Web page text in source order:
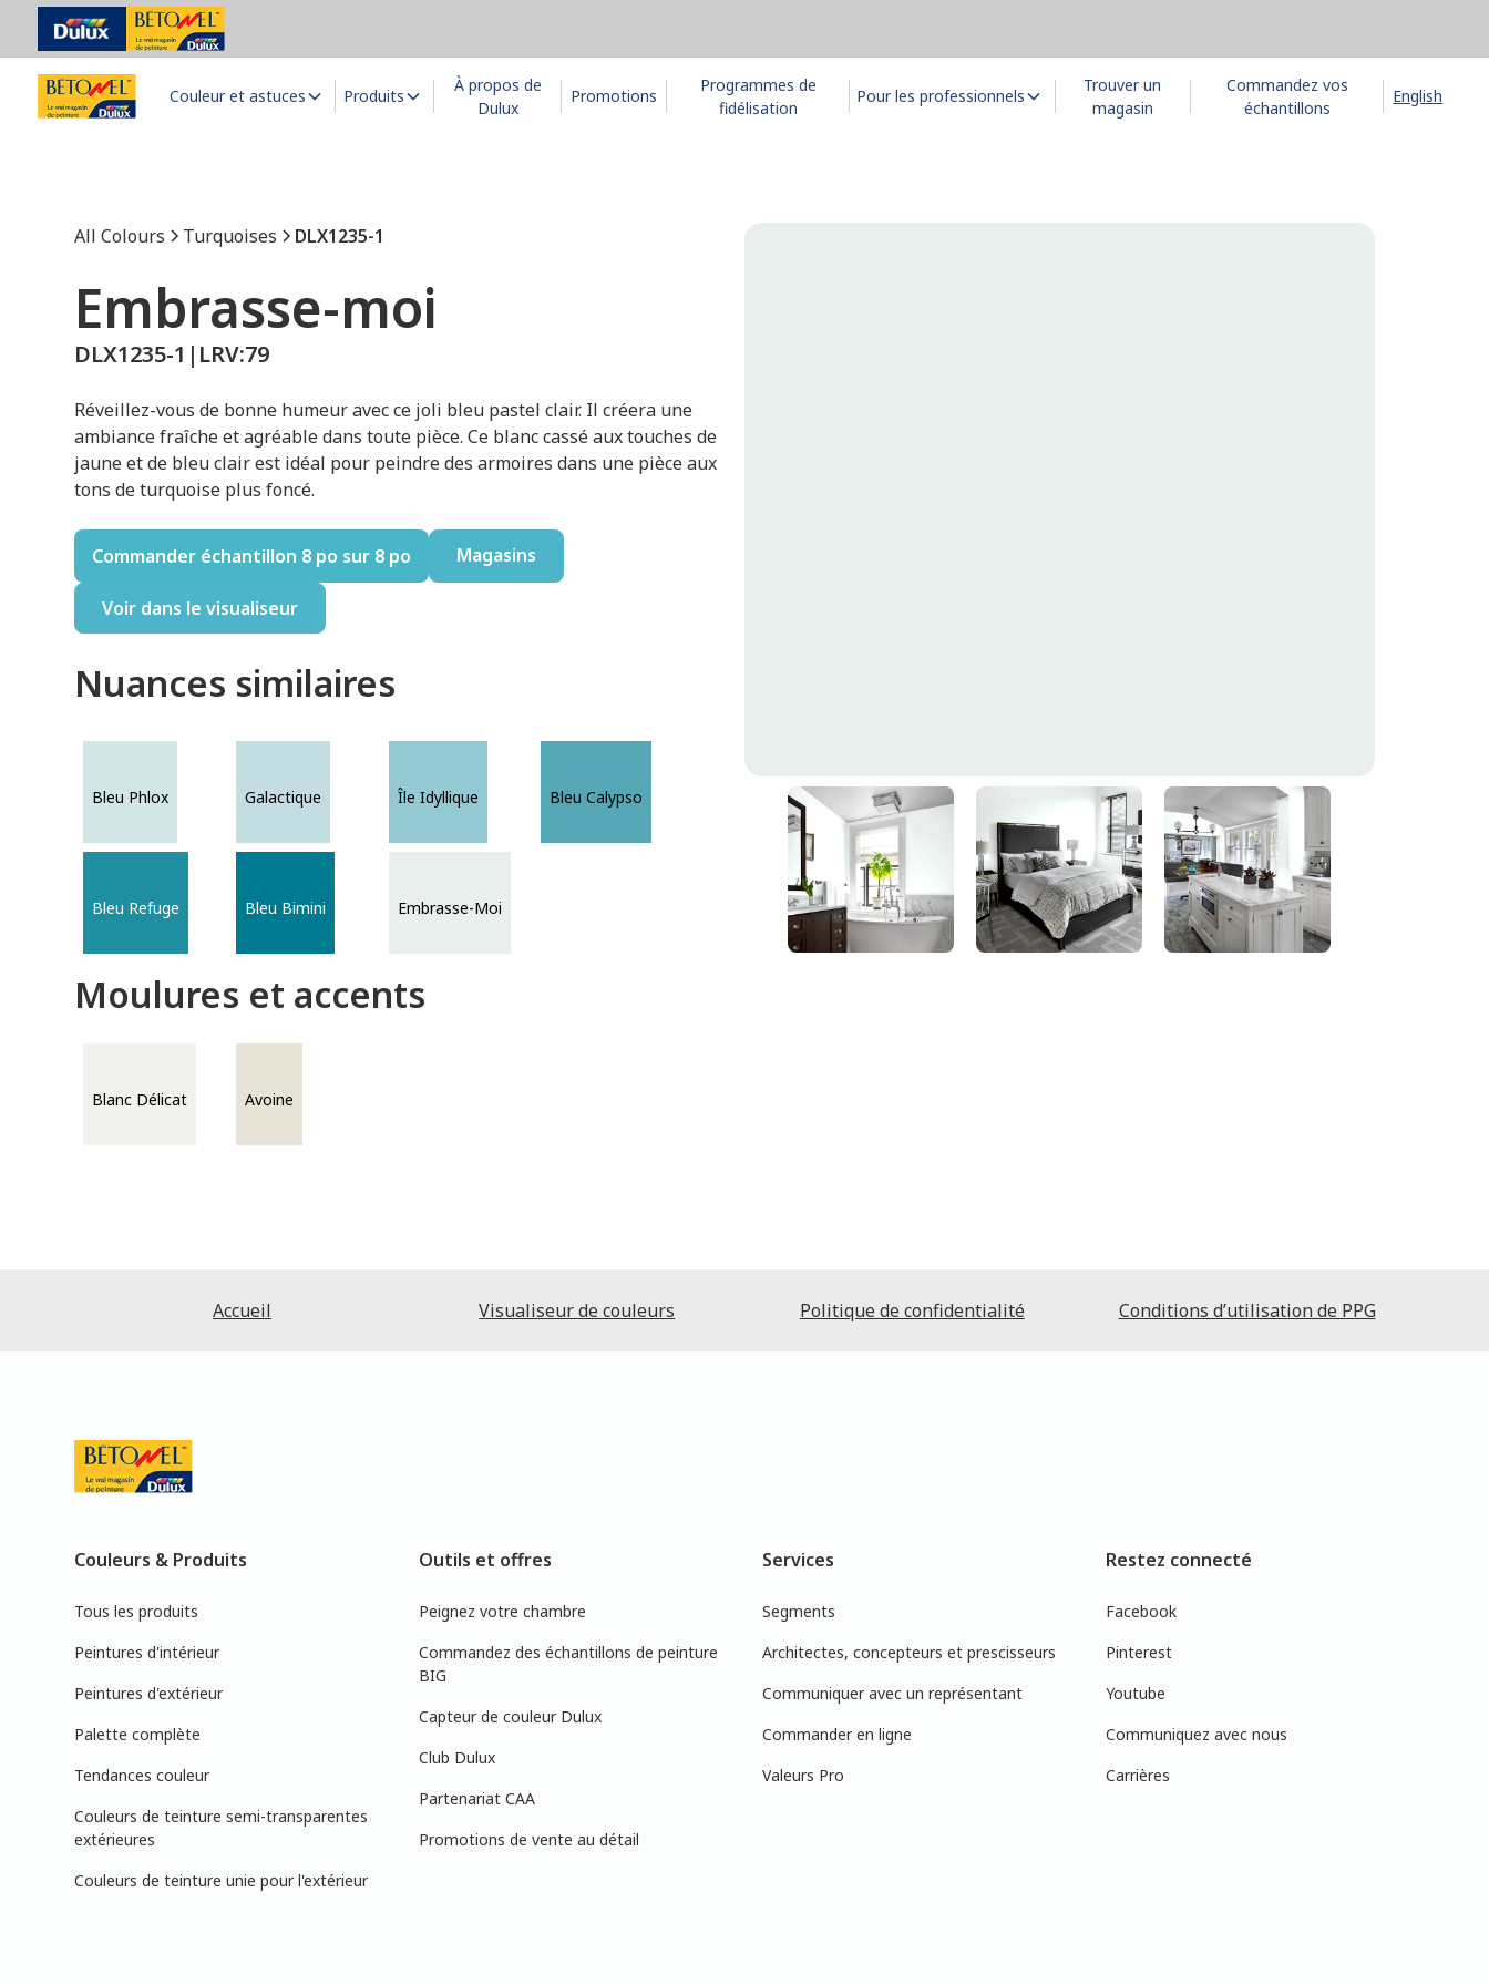
Couleur et astuces Produits
À propos de
Dulux
Promotions
Programmes de
fidélisation
Pour les professionnels
Trouver un
magasin
Commandez vos
échantillons
English
All Colours Turquoises DLX1235-1
Embrasse-moi
DLX1235-1 | LRV:79
Réveillez-vous de bonne humeur avec ce joli bleu pastel clair. Il créera une
ambiance fraîche et agréable dans toute pièce. Ce blanc cassé aux touches de
jaune et de bleu clair est idéal pour peindre des armoires dans une pièce aux
tons de turquoise plus foncé.
Commander échantillon 8 po sur 8 po Magasins
Voir dans le visualiseur
Nuances similaires
Bleu Phlox Galactique Île Idyllique Bleu Calypso
Bleu Refuge Bleu Bimini Embrasse-Moi
Moulures et accents
Blanc Délicat Avoine
Embrasse-Moi
DLX1235-1
Accueil Visualiseur de couleurs Politique de confidentialité Conditions d’utilisation de PPG
Couleurs & Produits
Tous les produits
Peintures d'intérieur
Peintures d'extérieur
Palette complète
Tendances couleur
Couleurs de teinture semi-transparentes
extérieures
Couleurs de teinture unie pour l'extérieur
Outils et offres
Peignez votre chambre
Commandez des échantillons de peinture
BIG
Capteur de couleur Dulux
Club Dulux
Partenariat CAA
Promotions de vente au détail
Services
Segments
Architectes, concepteurs et prescisseurs
Communiquer avec un représentant
Commander en ligne
Valeurs Pro
Restez connecté
Facebook
Pinterest
Youtube
Communiquez avec nous
Carrières